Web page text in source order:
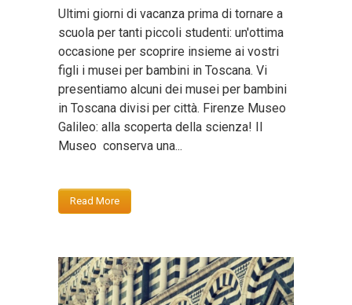
Ultimi giorni di vacanza prima di tornare a
scuola per tanti piccoli studenti: un'ottima
occasione per scoprire insieme ai vostri
figli i musei per bambini in Toscana. Vi
presentiamo alcuni dei musei per bambini
in Toscana divisi per città. Firenze Museo
Galileo: alla scoperta della scienza! Il
Museo conserva una...
Read More